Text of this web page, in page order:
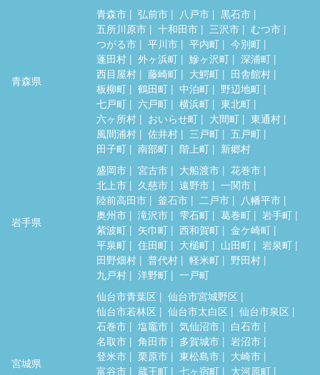
青森県
青森市 弘前市 八戸市
黒石市
五所川原市
十和田市 三沢市
むつ市
つがる市
平川市 平内町
今別町
蓬田村
外ヶ浜町 鰺ヶ沢町
深浦町
西目屋村
藤崎町 大鰐町
田舎館村
板柳町
鶴田町 中泊町
野辺地町
七戸町
六戸町 横浜町
東北町
六ヶ所村
おいらせ町 大間町
東通村
風間浦村
佐井村 三戸町
五戸町
田子町
南部町 階上町 新郷村
岩手県
盛岡市 宮古市 大船渡市
花巻市
北上市
久慈市 遠野市
一関市
陸前高田市
釜石市 二戸市
八幡平市
奥州市
滝沢市 雫石町 葛巻町
岩手町
紫波町
矢巾町 西和賀町
金ケ崎町
平泉町
住田町 大槌町 山田町
岩泉町
田野畑村
普代村 軽米町
野田村
九戸村
洋野町 一戸町
宮城県
仙台市青葉区
仙台市宮城野区
仙台市若林区
仙台市太白区
仙台市泉区
石巻市
塩竈市 気仙沼市
白石市
名取市
角田市 多賀城市
岩沼市
登米市
栗原市 東松島市
大崎市
富谷市
蔵王町 七ヶ宿町
大河原町